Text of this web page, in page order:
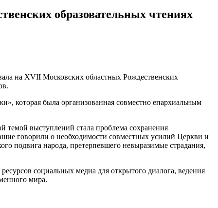
образовательных чтениях
на XVII Московских областных Рождественских
которая была организованная совместно епархиальным
выступлений стала проблема сохранения
говорили о необходимости совместных усилий Церкви и
подвига народа, претерпевшего невыразимые страдания,
социальных медиа для открытого диалога, ведения
мира.